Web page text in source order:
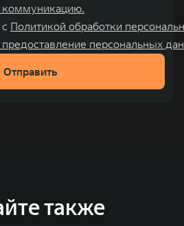
коммуникацию.
Политикой обработки
предоставление персональных
Отправить
также